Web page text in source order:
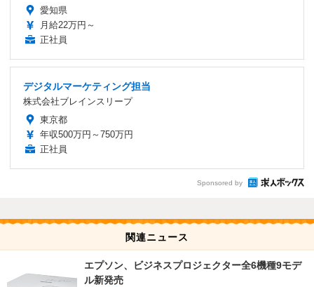
愛知県
月給22万円～
正社員
デジタルマーケティング担当
株式会社ブレインスリープ
東京都
年収500万円～750万円
正社員
Sponsored by
関連ニュース
エプソン、ビジネスプロジェクター全6機種9モデ
ル新発売